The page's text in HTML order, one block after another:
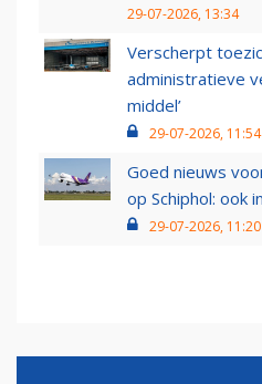
29-07-2026, 13:34
Verscherpt
administratieve
middel’
29-07-2026, 11:54
Goed nieuws
op Schiphol: ook
29-07-2026, 11:20